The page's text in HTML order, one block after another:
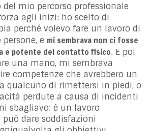
mio percorso professionale
agli inizi: ho scelto di
perché volevo fare un lavoro di
e mi sembrava non ci fosse
e potente del contatto fisico. E poi
una mano, mi sembrava
competenze che avrebbero un
qualcuno di rimettersi in piedi, o
perdute a causa di incidenti
sbagliavo: è un lavoro
dare soddisfazioni